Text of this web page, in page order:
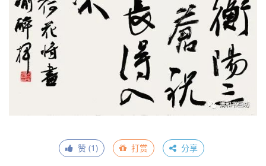
赞 (1) 打赏 分享